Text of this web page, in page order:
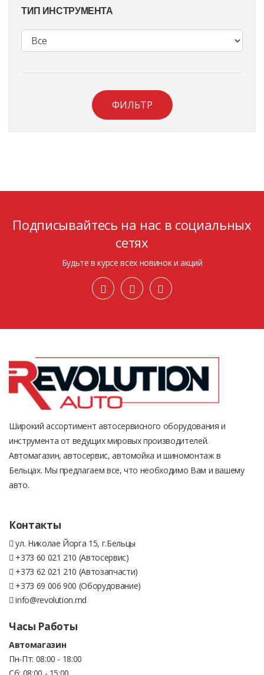
ТИП ИНСТРУМЕНТА
ФИЛЬТР
Подписывайтесь на нас в социальных
сетях
Будьте в курсе всех новинок и акций
Широкий ассортимент автосервисного оборудования и
инструмента от ведущих мировых производителей.
Автомагазин, автосервис, автомойка и шиномонтаж в
Бельцах. Мы предлагаем все, что необходимо Вам и вашему
авто.
Контакты
ул. Николае Йорга 15, г.Бельцы
+373 60 021 210 (Автосервис)
+373 62 021 210 (Автозапчасти)
+373 69 006 900 (Оборудование)
info@revolution.md
Часы Работы
Автомагазин
Пн-Пт: 08:00 - 18:00
Сб: 08:00 - 15:00